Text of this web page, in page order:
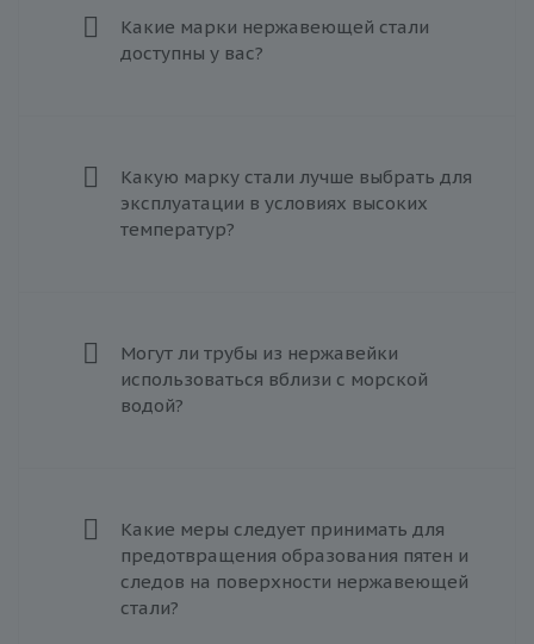
Какие марки нержавеющей стали
доступны у вас?
Какую марку стали лучше выбрать для
эксплуатации в условиях высоких
температур?
Могут ли трубы из нержавейки
использоваться вблизи с морской
водой?
Какие меры следует принимать для
предотвращения образования пятен и
следов на поверхности нержавеющей
стали?